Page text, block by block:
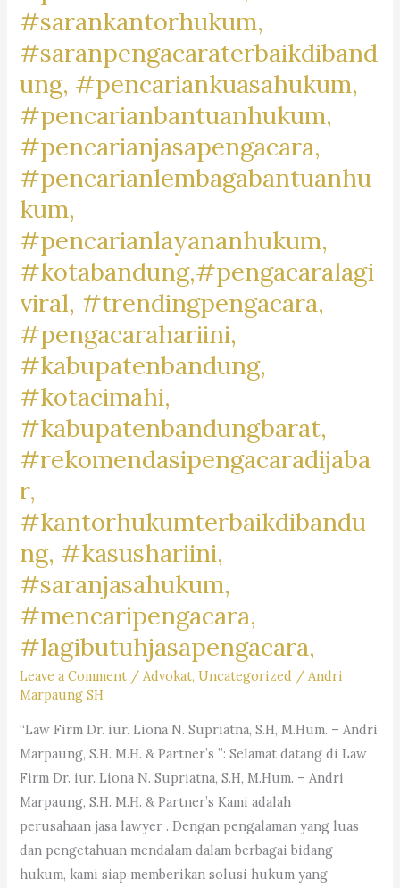
#rekomendasipengacara,
#rekomendasilawyer,
#beranda,
#pengacaratrendingdibandung,
#pengacaralagiviraldicimahi,
#pengacarapalingbanyakdicari,
#pengacaratanah,
#pengacarashm,
#aktivitaslawyer,
#caripengacaradigoogle,
#pengacarapalingtop,
#googletrend,
#googletrending,
#sarankantorhukum,
#saranpengacaraterbaikdiband
ung, #pencariankuasahukum,
#pencarianbantuanhukum,
#pencarianjasapengacara,
#pencarianlembagabantuanhu
kum,
#pencarianlayananhukum,
#kotabandung,#pengacaralagi
viral, #trendingpengacara,
#pengacarahariini,
#kabupatenbandung,
#kotacimahi,
#kabupatenbandungbarat,
#rekomendasipengacaradijaba
r,
#kantorhukumterbaikdibandu
ng, #kasushariini,
#saranjasahukum,
#mencaripengacara,
#lagibutuhjasapengacara,
Leave a Comment /Advokat,Uncategorized /Andri
Marpaung SH
“Law Firm Dr. iur. Liona N. Supriatna, S.H, M.Hum. – Andri
Marpaung, S.H. M.H. & Partner’s ”: Selamat datang di Law
Firm Dr. iur. Liona N. Supriatna, S.H, M.Hum. – Andri
Marpaung, S.H. M.H. & Partner’s Kami adalah
perusahaan jasa lawyer . Dengan pengalaman yang luas
dan pengetahuan mendalam dalam berbagai bidang
hukum, kami siap memberikan solusi hukum yang